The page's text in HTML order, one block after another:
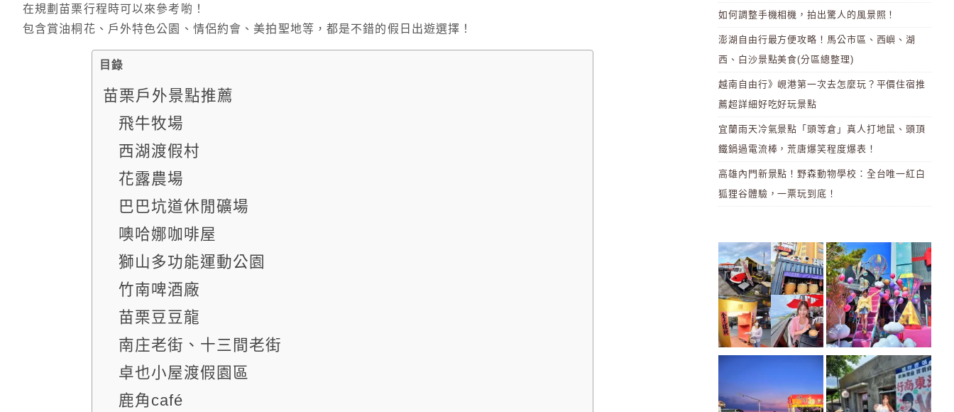
在規劃苗栗行程時可以來參考喲！
包含賞油桐花、戶外特色公園、情侶約會、美拍聖地等，都是不錯的假日出遊選擇！
目錄
苗栗戶外景點推薦
飛牛牧場
西湖渡假村
花露農場
巴巴坑道休閒礦場
噢哈娜咖啡屋
獅山多功能運動公園
竹南啤酒廠
苗栗豆豆龍
南庄老街、十三間老街
卓也小屋渡假園區
鹿角café
如何調整手機相機，拍出驚人的風景照！
澎湖自由行最方便攻略！馬公市區、西嶼、湖
西、白沙景點美食(分區總整理)
越南自由行》峴港第一次去怎麼玩？平價住宿推
薦超詳細好吃好玩景點
宜蘭雨天冷氣景點「頭等倉」真人打地鼠、頭頂
鐵鍋過電流棒，荒唐爆笑程度爆表！
高雄內門新景點！野森動物學校：全台唯一紅白
狐狸谷體驗，一票玩到底！